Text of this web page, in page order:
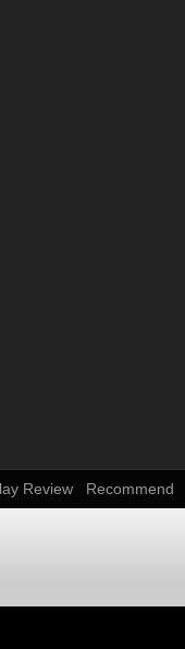
Review Recommend